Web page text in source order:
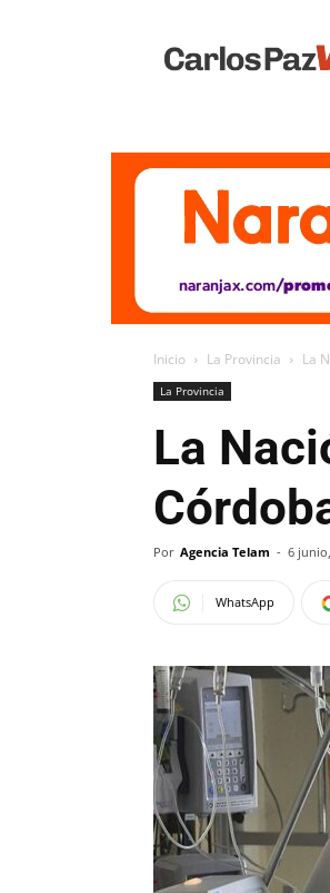
Vivo
Inicio La Provincia La
La Provincia
La
Por Agencia Telam - 6
WhatsApp